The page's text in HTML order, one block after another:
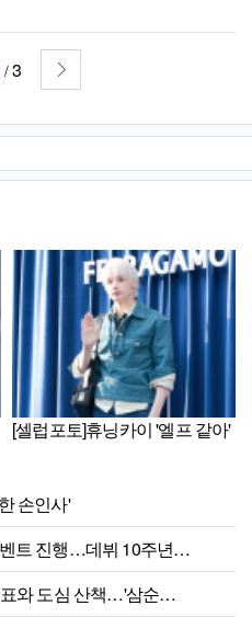
/3
[셀럽포토]휴닝카이 '엘프 같아'
손인사'
트 진행…데뷔 10주년…
표와 도심 산책…'삼순…